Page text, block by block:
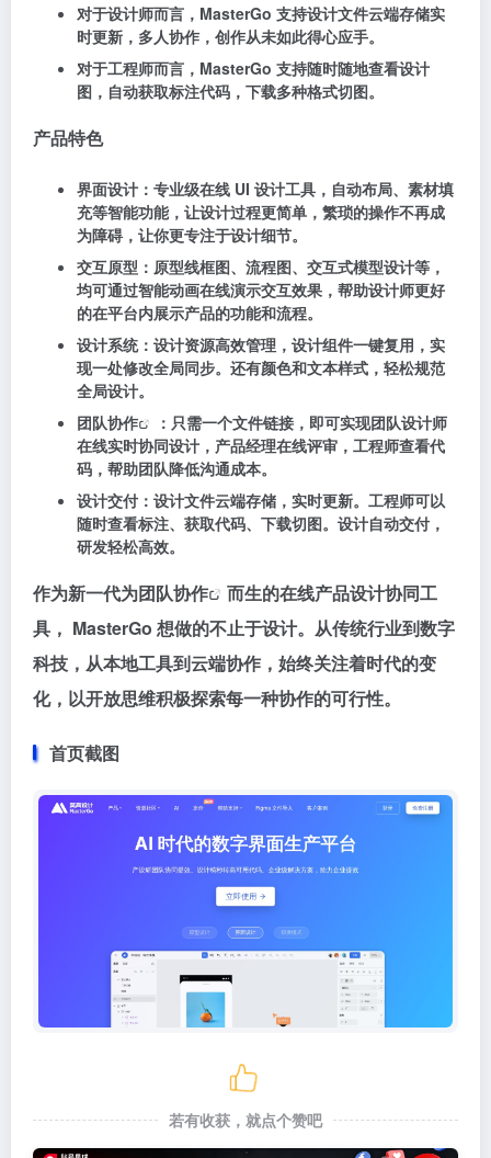
对于设计师而言，MasterGo 支持设计文件云端存储实
时更新，多人协作，创作从未如此得心应手。
对于工程师而言，MasterGo 支持随时随地查看设计
图，自动获取标注代码，下载多种格式切图。
产品特色
界面设计：专业级在线 UI 设计工具，自动布局、素材填
充等智能功能，让设计过程更简单，繁琐的操作不再成
为障碍，让你更专注于设计细节。
交互原型：原型线框图、流程图、交互式模型设计等，
均可通过智能动画在线演示交互效果，帮助设计师更好
的在平台内展示产品的功能和流程。
设计系统：设计资源高效管理，设计组件一键复用，实
现一处修改全局同步。还有颜色和文本样式，轻松规范
全局设计。
团队协作
：只需一个文件链接，即可实现团队设计师
在线实时协同设计，产品经理在线评审，工程师查看代
码，帮助团队降低沟通成本。
设计交付：设计文件云端存储，实时更新。工程师可以
随时查看标注、获取代码、下载切图。设计自动交付，
研发轻松高效。
作为新一代为团队协作
而生的在线产品设计协同工
具， MasterGo 想做的不止于设计。从传统行业到数字
科技，从本地工具到云端协作，始终关注着时代的变
化，以开放思维积极探索每一种协作的可行性。
首页截图
若有收获，就点个赞吧